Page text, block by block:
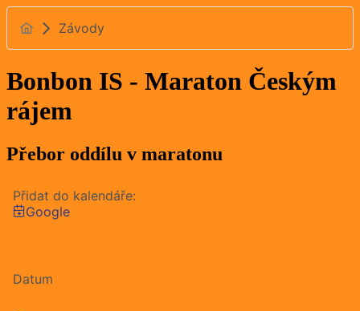
Závody
Bonbon IS - Maraton Českým
rájem
Přebor oddílu v maratonu
Přidat do kalendáře:
Google
Datum